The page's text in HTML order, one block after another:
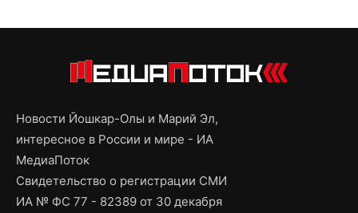
Новости Йошкар-Олы и Марий Эл,
интересное в России и мире - ИА
МедиаПоток
Свидетельство о регистрации СМИ
ИА № ФС 77 - 82389 от 30 декабря